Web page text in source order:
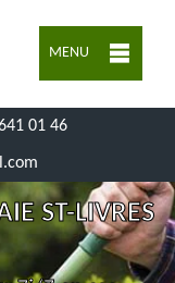
MENU
01 46
ST-LIVRES